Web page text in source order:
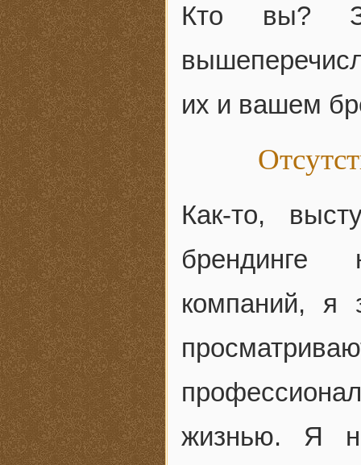
Кто вы?
их и вашем
Как-то,
брендинге
компаний, я
жизнью. Я